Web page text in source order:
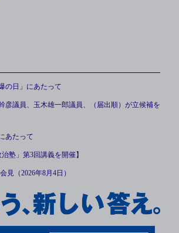
の日」にあたって
彦議員、玉木雄一郎議員、（届出順）が立候補を
あたって
塾」第3回講義を開催】
見（2026年8月4日）